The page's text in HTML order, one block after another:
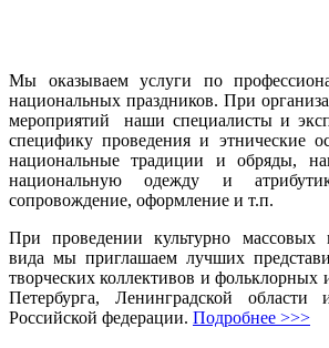
Мы оказываем услуги по
национальных праздников. При
мероприятий наши специалисты и
специфику проведения и этнические
национальные традиции и обряды,
национальную одежду и
сопровождение, оформление и т.п.
При проведении культурно массовых
вида мы приглашаем лучших
творческих коллективов и фольклорных
Петербурга, Ленинградской области
Российской федерации. Подробнее >>>